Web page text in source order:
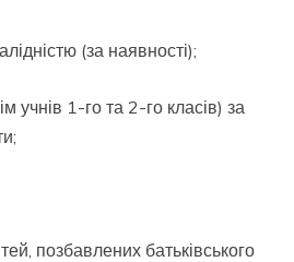
(за наявності);
учнів 1-го та 2-го класів) за
позбавлених батьківського